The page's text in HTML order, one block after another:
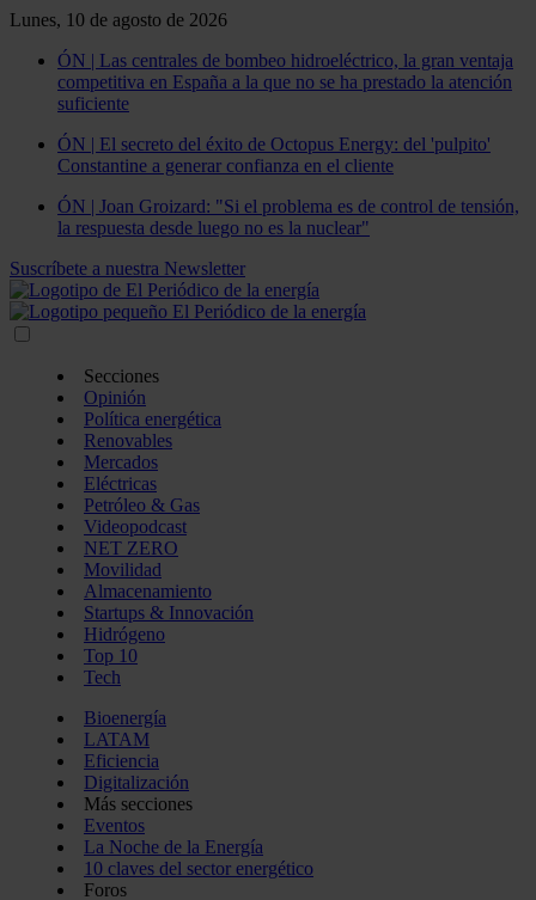
Lunes, 10 de agosto de 2026
ÓN | Las centrales de bombeo hidroeléctrico, la gran ventaja
competitiva en España a la que no se ha prestado la atención
suficiente
ÓN | El secreto del éxito de Octopus Energy: del 'pulpito'
Constantine a generar confianza en el cliente
ÓN | Joan Groizard: "Si el problema es de control de tensión,
la respuesta desde luego no es la nuclear"
Suscríbete a nuestra Newsletter
Secciones
Opinión
Política energética
Renovables
Mercados
Eléctricas
Petróleo & Gas
Videopodcast
NET ZERO
Movilidad
Almacenamiento
Startups & Innovación
Hidrógeno
Top 10
Tech
Bioenergía
LATAM
Eficiencia
Digitalización
Más secciones
Eventos
La Noche de la Energía
10 claves del sector energético
Foros